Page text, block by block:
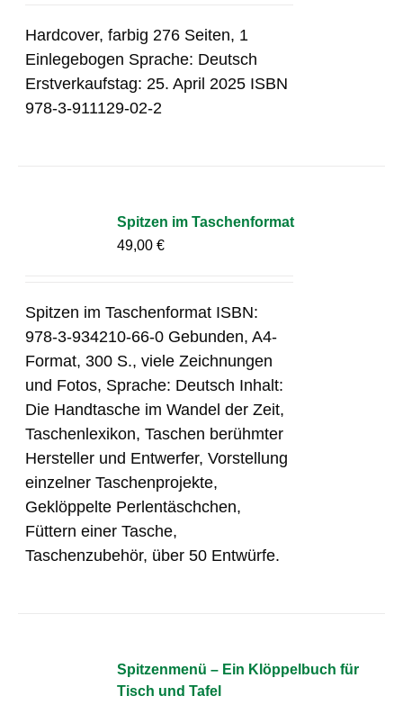
Hardcover, farbig 276 Seiten, 1
Einlegebogen Sprache: Deutsch
Erstverkaufstag: 25. April 2025 ISBN
978-3-911129-02-2
Spitzen im Taschenformat
49,00€
Spitzen im Taschenformat ISBN:
978-3-934210-66-0 Gebunden, A4-
Format, 300 S., viele Zeichnungen
und Fotos, Sprache: Deutsch Inhalt:
Die Handtasche im Wandel der Zeit,
Taschenlexikon, Taschen berühmter
Hersteller und Entwerfer, Vorstellung
einzelner Taschenprojekte,
Geklöppelte Perlentäschchen,
Füttern einer Tasche,
Taschenzubehör, über 50 Entwürfe.
Spitzenmenü – Ein Klöppelbuch für
Tisch und Tafel